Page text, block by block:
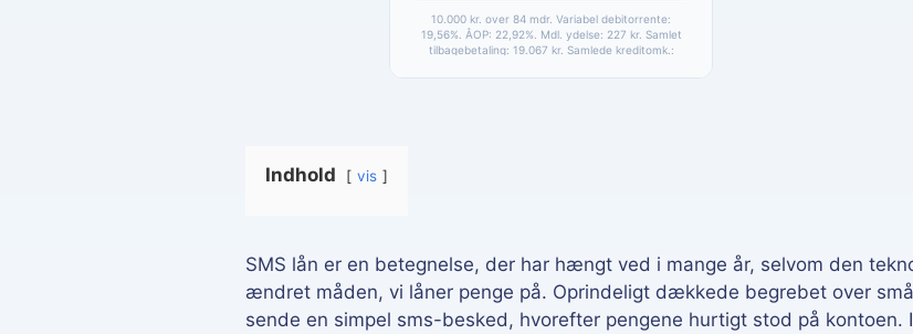
10.000 kr. over 84 mdr. Variabel debitorrente:
19,56%. ÅOP: 22,92%. Mdl. ydelse: 227 kr. Samlet
tilbagebetaling: 19.067 kr. Samlede kreditomk.:
Indhold vis
SMS lån er en betegnelse, der har hængt ved i mange år, selvom den
ændret måden, vi låner penge på. Oprindeligt dækkede begrebet over
sende en simpel sms-besked, hvorefter pengene hurtigt stod på kontoen.